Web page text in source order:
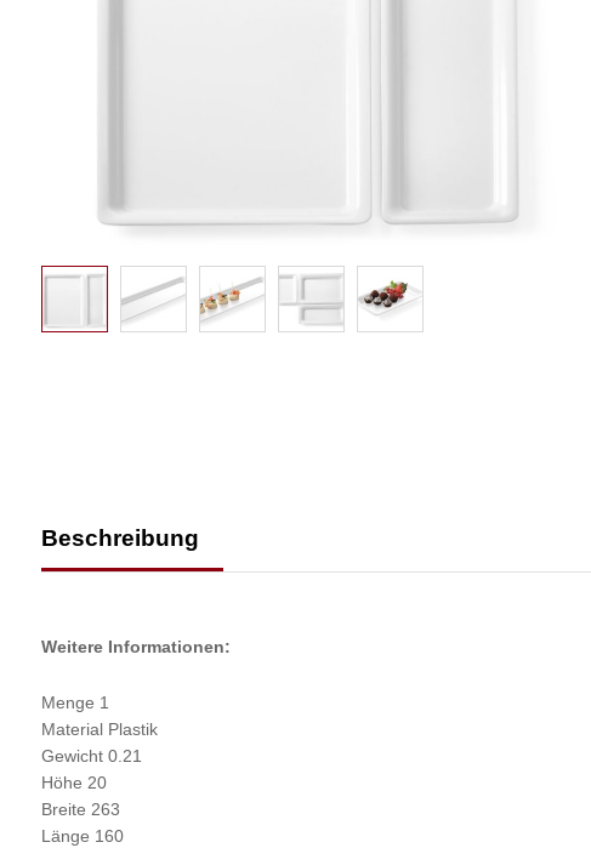
Beschreibung
Weitere Informationen:
Menge 1
Material Plastik
Gewicht 0.21
Höhe 20
Breite 263
Länge 160